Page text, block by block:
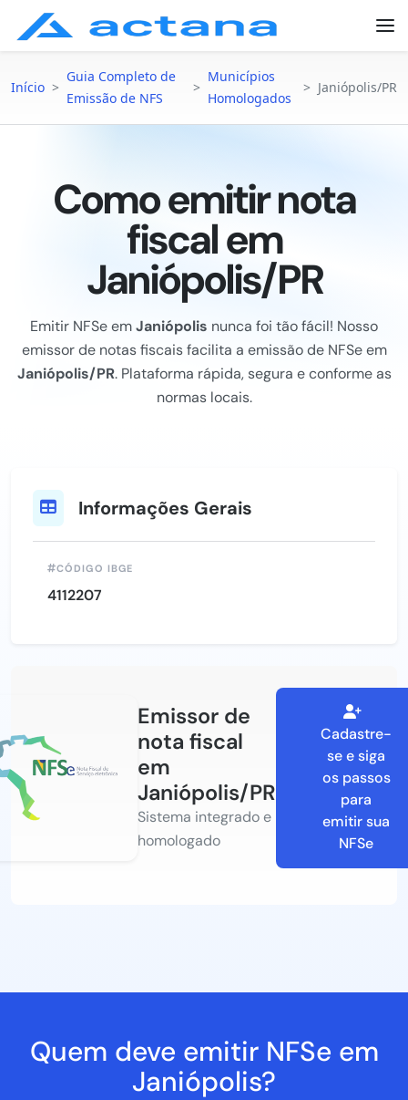
Início >
Guia Completo de
Emissão de NFS
>
Municípios
Homologados
> Janiópolis/PR
Como emitir nota
fiscal em
Janiópolis/PR
Emitir NFSe emJaniópolis nunca foi tão fácil! Nosso
emissor de notas fiscais facilita a emissão de NFSe em
Janiópolis/PR. Plataforma rápida, segura e conforme as
normas locais.
Informações Gerais
CÓDIGO IBGE
4112207
Emissor de
nota fiscal
em
Janiópolis/PR
Sistema integrado e
homologado
Cadastre-
se e siga
os passos
para
emitir sua
NFSe
Quem deve emitir NFSe em
Janiópolis?